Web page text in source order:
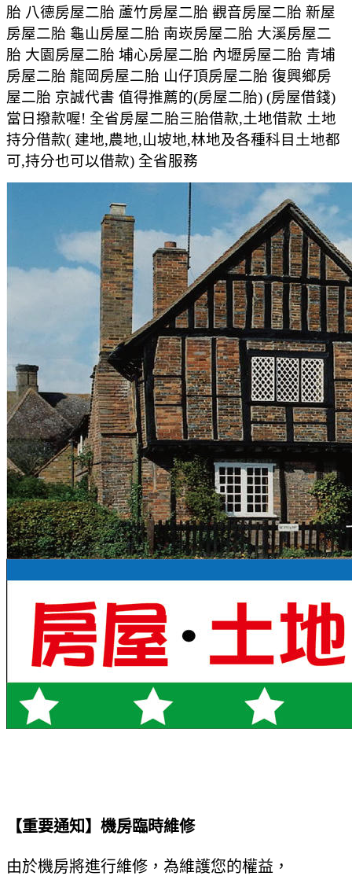
胎 八德房屋二胎 蘆竹房屋二胎 觀音房屋二胎 新屋
房屋二胎 龜山房屋二胎 南崁房屋二胎 大溪房屋二
胎 大園房屋二胎 埔心房屋二胎 內壢房屋二胎 青埔
房屋二胎 龍岡房屋二胎 山仔頂房屋二胎 復興鄉房
屋二胎 京誠代書 值得推薦的(房屋二胎) (房屋借錢)
當日撥款喔! 全省房屋二胎三胎借款,土地借款 土地
持分借款( 建地,農地,山坡地,林地及各種科目土地都
可,持分也可以借款) 全省服務
【重要通知】機房臨時維修
由於機房將進行維修，為維護您的權益，